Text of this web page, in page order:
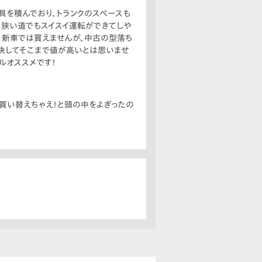
積んでおり、トランクのスペースも
い道でもスイスイ運転ができてしや
車では買えませんが、中古の型落ち
してそこまで値が高いとは思いませ
ススメです！
替えちゃえ！と頭の中をよぎったの